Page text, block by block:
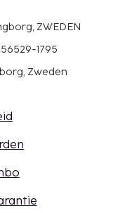
ZWEDEN
1795
Zweden